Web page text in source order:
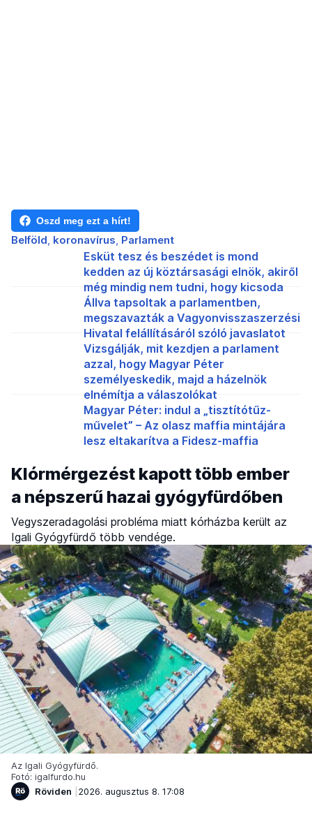
Oszd meg ezt a hírt!
Belföld koronavírus Parlament
Esküt tesz és beszédet is mond
kedden az új köztársasági elnök, akiről
még mindig nem tudni, hogy kicsoda
Állva tapsoltak a parlamentben,
megszavazták a Vagyonvisszaszerzési
Hivatal felállításáról szóló javaslatot
Vizsgálják, mit kezdjen a parlament
azzal, hogy Magyar Péter
személyeskedik, majd a házelnök
elnémítja a válaszolókat
Magyar Péter: indul a „tisztítótűz-
művelet” – Az olasz maffia mintájára
lesz eltakarítva a Fidesz-maffia
Klórmérgezést kapott több ember
a népszerű hazai gyógyfürdőben
Vegyszeradagolási probléma miatt kórházba került az
Igali Gyógyfürdő több vendége.
Az Igali Gyógyfürdő.
Fotó: igalfurdo.hu
Röviden
2026. augusztus 8. 17:08